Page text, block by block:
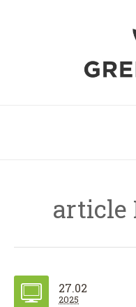
article
27.02
2025